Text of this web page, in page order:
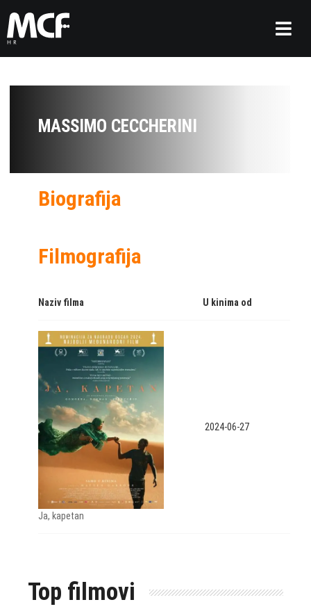
MASSIMO CECCHERINI
Biografija
Filmografija
Naziv filma U kinima od
Ja, kapetan
2024-06-27
Top filmovi